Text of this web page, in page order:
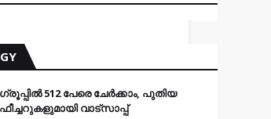
ഗ്രൂപ്പിൽ 512 പേരെ ചേർക്കാം, പുതിയ
ഫീച്ചറുകളുമായി വാട്സാപ്പ്